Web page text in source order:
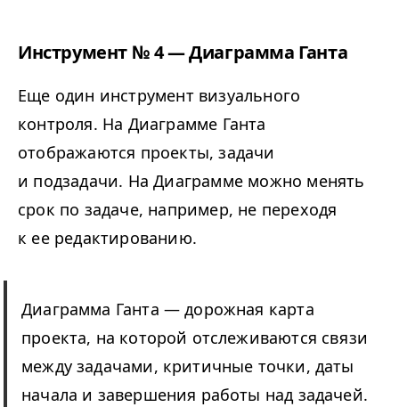
Инструмент № 4 — Диаграмма Ганта
Еще один инструмент визуального
контроля. На Диаграмме Ганта
отображаются проекты, задачи
и подзадачи. На Диаграмме можно менять
срок по задаче, например, не переходя
к ее редактированию.
Диаграмма Ганта — дорожная карта
проекта, на которой отслеживаются связи
между задачами, критичные точки, даты
начала и завершения работы над задачей.